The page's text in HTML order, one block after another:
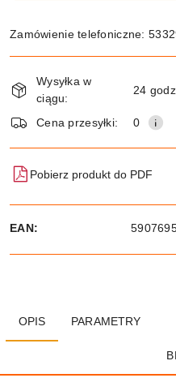
Zamówienie telefoniczne:
i
dostawa
Wysyłka w
ciągu:
24
Cena przesyłki: 0
Pobierz produkt do PDF
EAN:
OPIS PARAMETRY